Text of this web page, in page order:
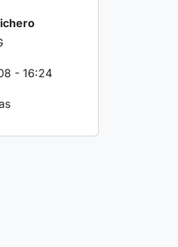
- 16:24